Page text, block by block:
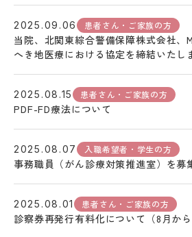
2025.09.06 患者さん・ご家族の方
当院、北関東綜合警備保障株式会社、
へき地医療における協定を締結いたし
2025.08.15 患者さん・ご家族の方
PDF-FD療法について
2025.08.07 入職希望者・学生の方
事務職員（がん診療対策推進室）を募
2025.08.01 患者さん・ご家族の方
診察券再発行有料化について（8月から